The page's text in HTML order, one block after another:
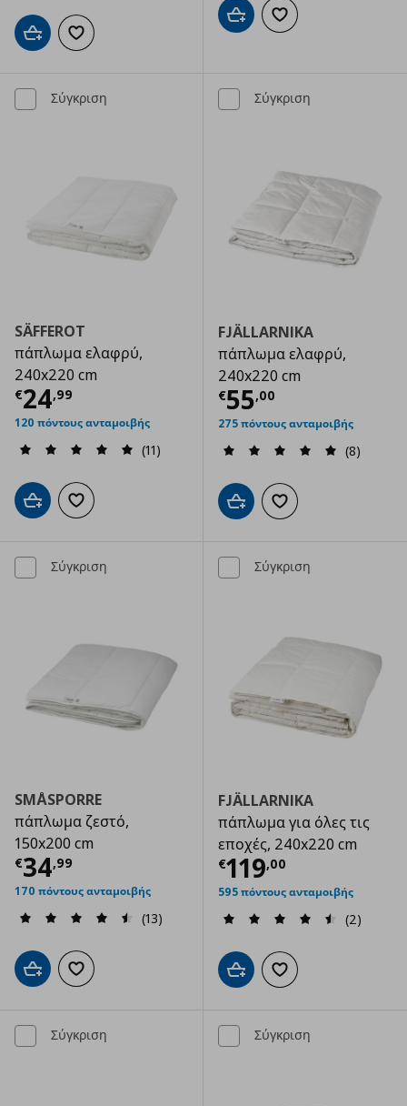
Προσθήκη στο καλάθι
Προσθήκη στα αγαπημένα
Προσθήκη στο καλάθι
Προσθήκη στα
Σύγκριση
SÄFFEROT
πάπλωμα ελαφρύ,
240x220 cm
€24,99
Τρέχουσα τιμή € 24,99
120 πόντους ανταμοιβής
(11)
Προσθήκη στο καλάθι
Προσθήκη στα αγαπημένα
Σύγκριση
FJÄLLARNIKA
πάπλωμα ελαφρύ,
240x220 cm
€55,00
Τρέχουσα
275 πόντους ανταμοιβής
(8)
Προσθήκη στο καλάθι
Προσθήκη στα
Σύγκριση
SMÅSPORRE
πάπλωμα ζεστό,
150x200 cm
€34,99
Τρέχουσα τιμή € 34,99
170 πόντους ανταμοιβής
(13)
Προσθήκη στο καλάθι
Προσθήκη στα αγαπημένα
Σύγκριση
FJÄLLARNIKA
πάπλωμα για όλες τις
εποχές, 240x220 cm
€119,00
Τρέχουσα
595 πόντους ανταμοιβής
(2)
Προσθήκη στο καλάθι
Προσθήκη στα
Σύγκριση Σύγκριση